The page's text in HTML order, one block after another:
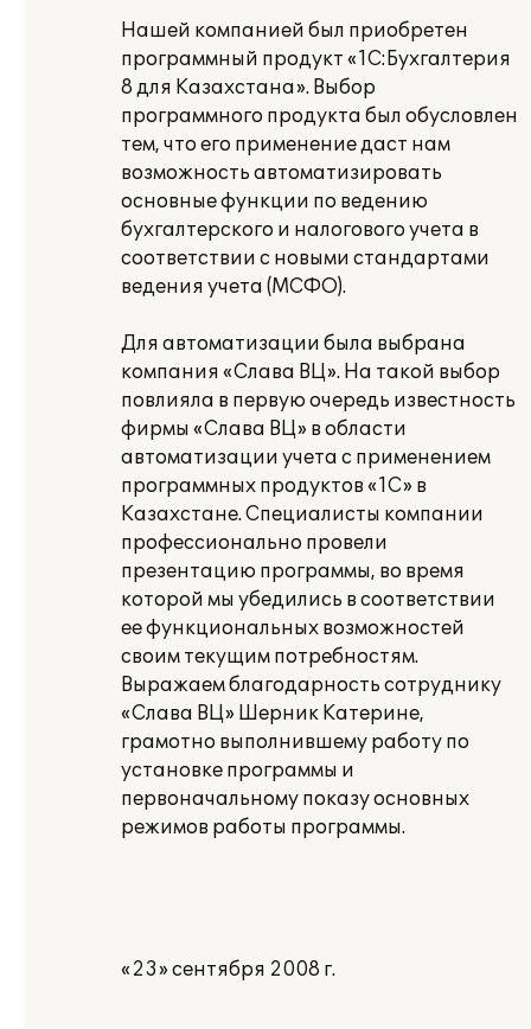
Нашей компанией был приобретен
программный продукт «1С:Бухгалтерия
8 для Казахстана». Выбор
программного продукта был обусловлен
тем, что его применение даст нам
возможность автоматизировать
основные функции по ведению
бухгалтерского и налогового учета в
соответствии с новыми стандартами
ведения учета (МСФО).
Для автоматизации была выбрана
компания «Слава ВЦ». На такой выбор
повлияла в первую очередь известность
фирмы «Слава ВЦ» в области
автоматизации учета с применением
программных продуктов «1С» в
Казахстане. Специалисты компании
профессионально провели
презентацию программы, во время
которой мы убедились в соответствии
ее функциональных возможностей
своим текущим потребностям.
Выражаем благодарность сотруднику
«Слава ВЦ» Шерник Катерине,
грамотно выполнившему работу по
установке программы и
первоначальному показу основных
режимов работы программы.
«23» сентября 2008 г.